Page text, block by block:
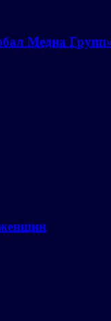
Медиа